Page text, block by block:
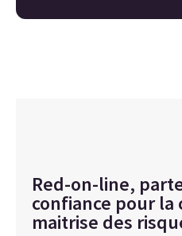
Red-on-line,
confiance pour
maitrise des